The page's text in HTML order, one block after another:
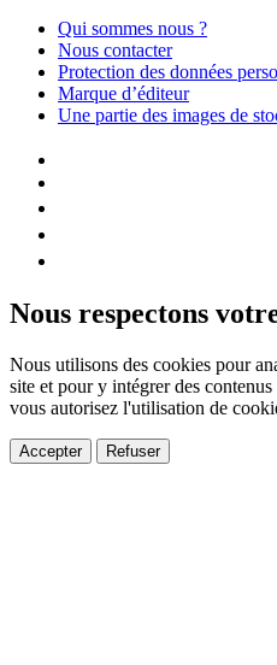
Qui sommes nous ?
Nous contacter
Protection des données
Marque d’éditeur
Une partie des images de
Nous respectons
Nous utilisons des cookies pour
site et pour y intégrer des
vous autorisez l'utilisation de
Accepter Refuser